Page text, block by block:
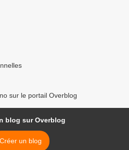
sur le portail Overblog
blog sur Overblog
Créer un blog